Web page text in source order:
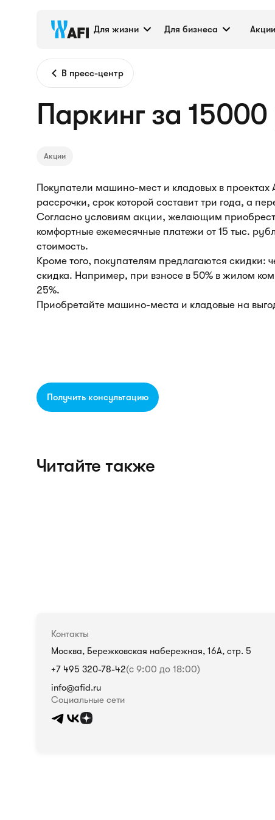
Для жизни Для бизнеса Акции
В пресс-центр
Паркинг за
Акции
Покупатели машино-мест и кладовых в проектах
рассрочки, срок которой составит три года, а
Согласно условиям акции, желающим
комфортные ежемесячные платежи от 15 тыс.
стоимость.
Кроме того, покупателям предлагаются
скидка. Например, при взносе в 50% в жилом
25%.
Приобретайте машино-места и кладовые на
Получить консультацию
Читайте также
Контакты
Москва, Бережковская набережная, 16А, стр. 5
+7 495 320-78-42(с 9:00 до 18:00)
info@afid.ru
Социальные сети